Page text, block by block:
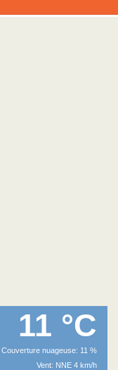
11 °C
Couverture nuageuse: 11 %
Vent: NNE 4 km/h